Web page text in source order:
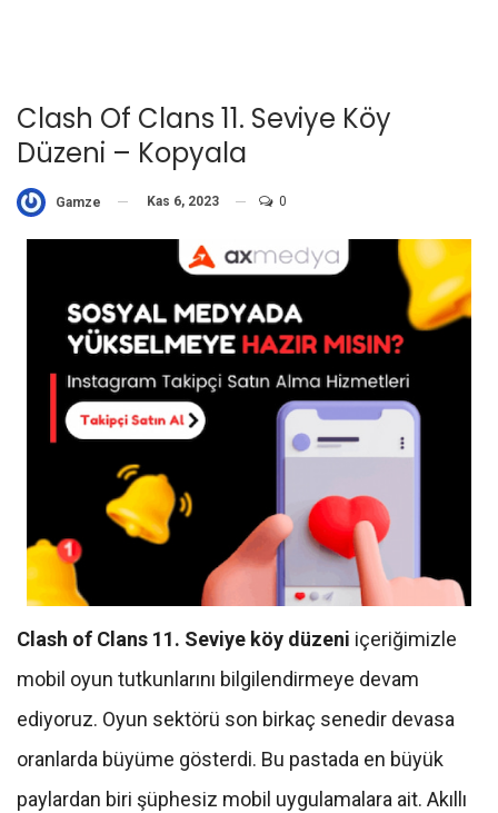
Clash Of Clans 11. Seviye Köy
Düzeni – Kopyala
Gamze Kas 6, 2023 0
Clash of Clans 11. Seviye köy düzeni içeriğimizle
mobil oyun tutkunlarını bilgilendirmeye devam
ediyoruz. Oyun sektörü son birkaç senedir devasa
oranlarda büyüme gösterdi. Bu pastada en büyük
paylardan biri şüphesiz mobil uygulamalara ait. Akıllı